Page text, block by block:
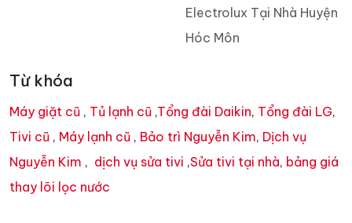
Electrolux Tại Nhà Huyện
Hóc Môn
Từ khóa
Máy giặt cũ , Tủ lạnh cũ ,Tổng đài Daikin, Tổng đài LG,
Tivi cũ , Máy lạnh cũ , Bảo trì Nguyễn Kim, Dịch vụ
Nguyễn Kim , dịch vụ sửa tivi ,Sửa tivi tại nhà, bảng giá
thay lõi lọc nước